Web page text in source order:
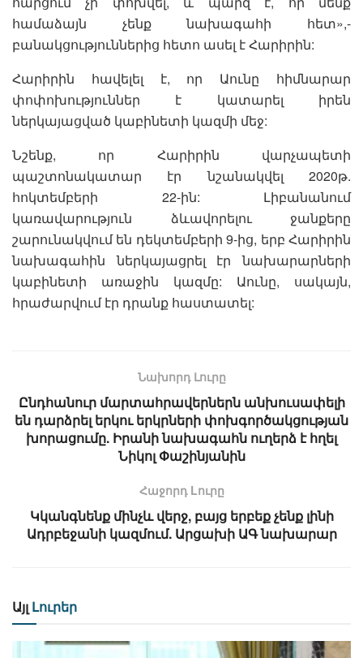
համաձայն չենք նախագահի հետ»,-
բանակցություններից հետո ասել է Հարիրին:
Հարիրին հավելել է, որ Աունը հիմնարար
փոփոխություններ է կատարել իրեն
ներկայացված կաբինետի կազմի մեջ:
Նշենք, որ Հարիրին վարչապետի
պաշտոնակատար էր նշանակվել 2020թ.
հոկտեմբերի 22-ին: Լիբանանում
կառավարություն ձևավորելու ջանքերը
շարունակվում են դեկտեմբերի 9-ից, երբ Հարիրին
նախագահին ներկայացրել էր նախարարների
կաբինետի առաջին կազմը: Աունը, սակայն,
հրաժարվում էր դրանք հաստատել:
Նախորդ Լուրը
Ընդհանուր մարտահրավերներն անխուսափելի
են դարձրել երկու երկրների փոխգործակցության
խորացումը. Իրանի նախագահն ուղերձ է հղել
Նիկոլ Փաշինյանին
Հաջորդ Lուրը
Կկանգնենք մինչև վերջ, բայց երբեք չենք լինի
Ադրբեջանի կազմում. Արցախի ԱԳ նախարար
Այլ Լուրեր